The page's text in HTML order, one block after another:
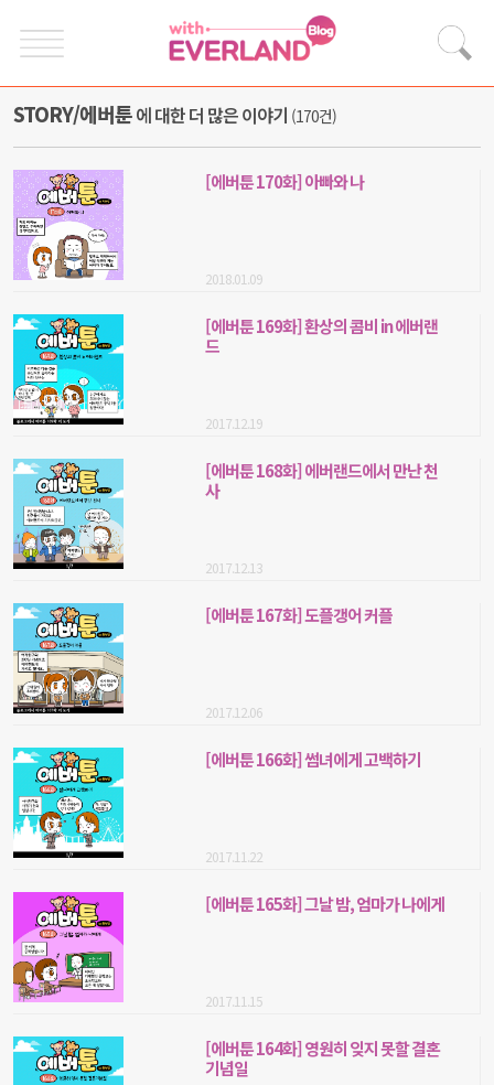
STORY/에버툰에 대한 더 많은 이야기 (170건)
[에버툰 170화] 아빠와 나
2018.01.09
[에버툰 169화] 환상의 콤비 in 에버랜
드
2017.12.19
[에버툰 168화] 에버랜드에서 만난 천
사
2017.12.13
[에버툰 167화] 도플갱어 커플
2017.12.06
[에버툰 166화] 썸녀에게 고백하기
2017.11.22
[에버툰 165화] 그날 밤, 엄마가 나에게
2017.11.15
[에버툰 164화] 영원히 잊지 못할 결혼
기념일